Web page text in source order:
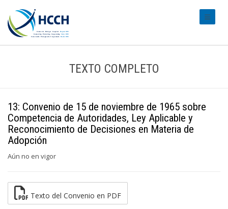
TEXTO COMPLETO
13: Convenio de 15 de noviembre de 1965 sobre
Competencia de Autoridades, Ley Aplicable y
Reconocimiento de Decisiones en Materia de
Adopción
Aún no en vigor
Texto del Convenio en PDF